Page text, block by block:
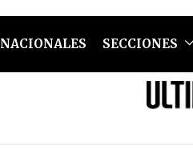
NACIONALES SECCIONES